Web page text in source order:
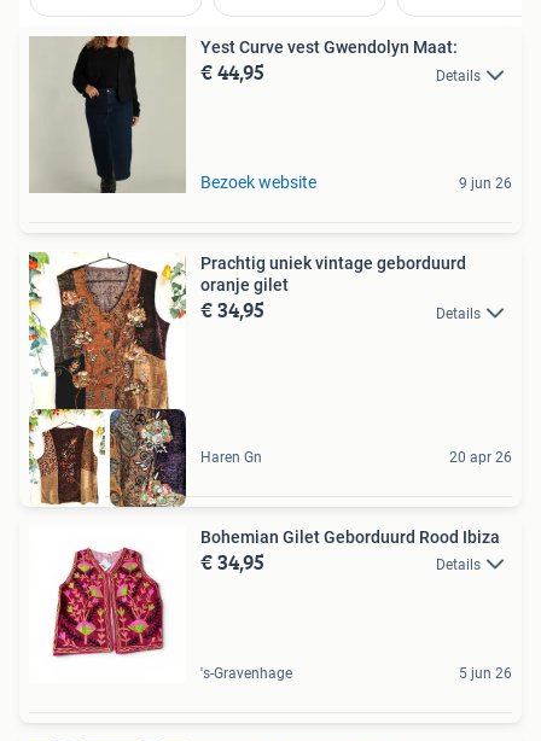
Yest Curve vest Gwendolyn Maat:
€ 44,95 Details
Bezoek website 9 jun 26
Prachtig uniek vintage geborduurd
oranje gilet
€ 34,95 Details
Haren Gn 20 apr 26
Bohemian Gilet Geborduurd Rood Ibiza
€ 34,95 Details
's-Gravenhage 5 jun 26